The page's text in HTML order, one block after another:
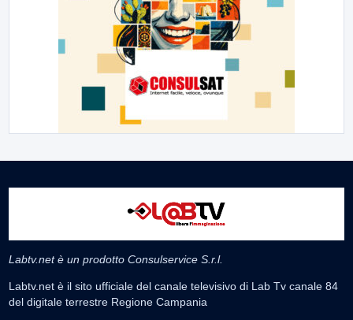
Labtv.net è un prodotto Consulservice S.r.l.
Labtv.net è il sito ufficiale del canale televisivo di Lab Tv canale 84
del digitale terrestre Regione Campania